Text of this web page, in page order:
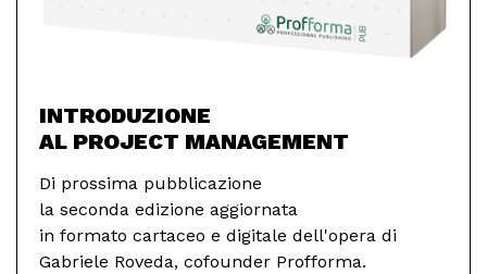
INTRODUZIONE
AL PROJECT MANAGEMENT
Di prossima pubblicazione
la seconda edizione aggiornata
in formato cartaceo e digitale dell'opera di
Gabriele Roveda, cofounder Profforma.